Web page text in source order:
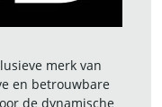
merk van
en betrouwbare
de dynamische